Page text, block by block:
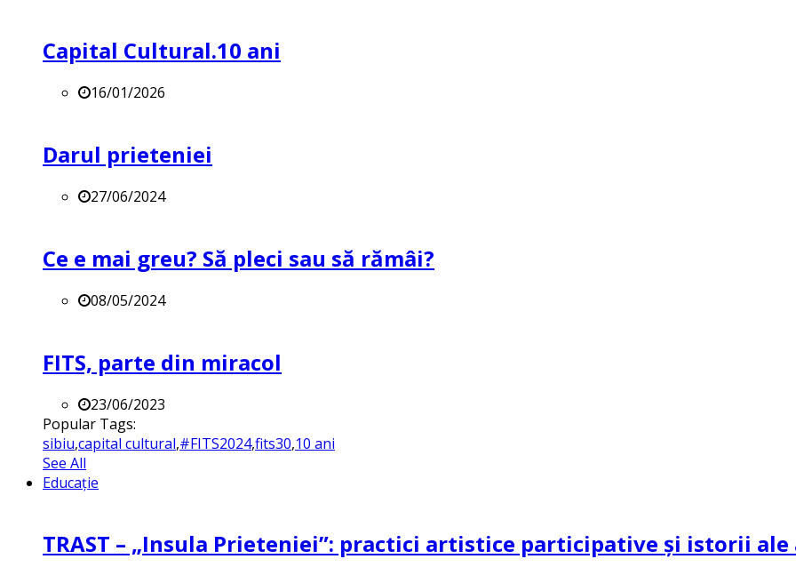
Capital Cultural.10 ani
16/01/2026
Darul prieteniei
27/06/2024
Ce e mai greu? Să pleci sau să rămâi?
08/05/2024
FITS, parte din miracol
23/06/2023
Popular Tags:
sibiu,capital cultural,#FITS2024,fits30,10 ani
See All
Educație
TRAST – „Insula Prieteniei”: practici artistice participative și istorii